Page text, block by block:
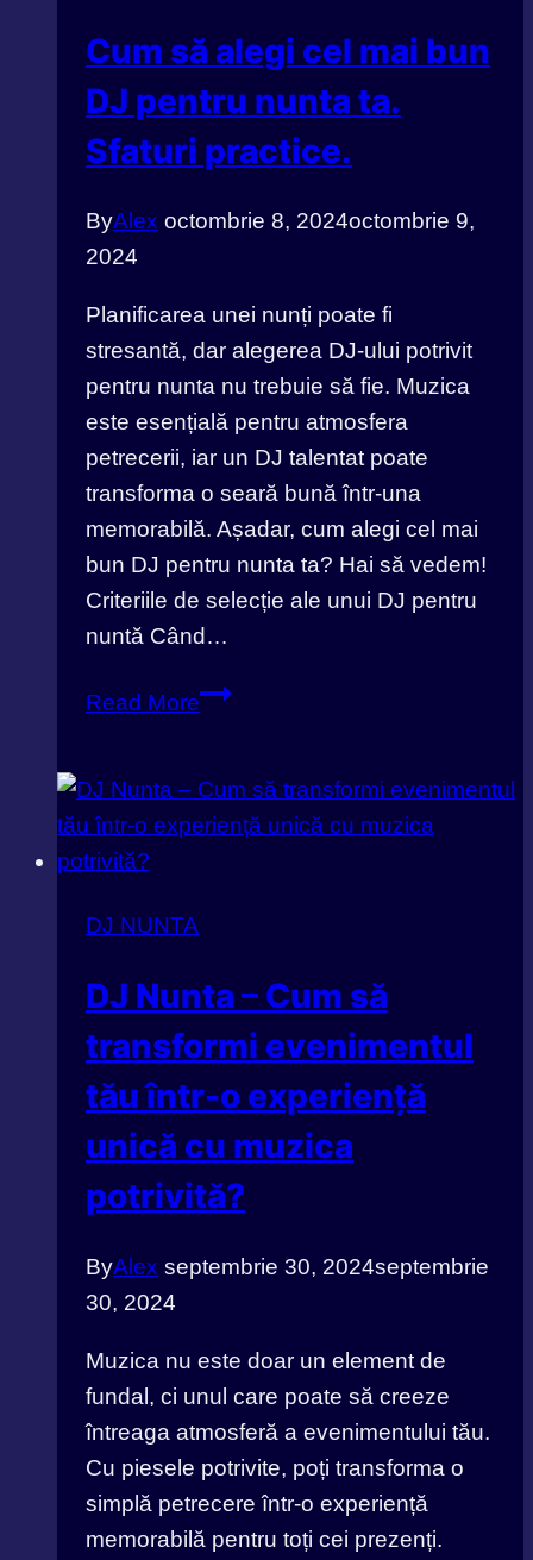
Cum să alegi cel mai bun
DJ pentru nunta ta.
Sfaturi practice.
ByAlex octombrie 8, 2024octombrie 9,
2024
Planificarea unei nunți poate fi
stresantă, dar alegerea DJ-ului potrivit
pentru nunta nu trebuie să fie. Muzica
este esențială pentru atmosfera
petrecerii, iar un DJ talentat poate
transforma o seară bună într-una
memorabilă. Așadar, cum alegi cel mai
bun DJ pentru nunta ta? Hai să vedem!
Criteriile de selecție ale unui DJ pentru
nuntă Când…
Read MoreCum
cel
mai
nunta
ta.
Sfaturi
practice.
DJ NUNTA
DJ Nunta – Cum să
transformi evenimentul
tău într-o experiență
unică cu muzica
potrivită?
ByAlex septembrie 30, 2024septembrie
30, 2024
Muzica nu este doar un element de
fundal, ci unul care poate să creeze
întreaga atmosferă a evenimentului tău.
Cu piesele potrivite, poți transforma o
simplă petrecere într-o experiență
memorabilă pentru toți cei prezenți.